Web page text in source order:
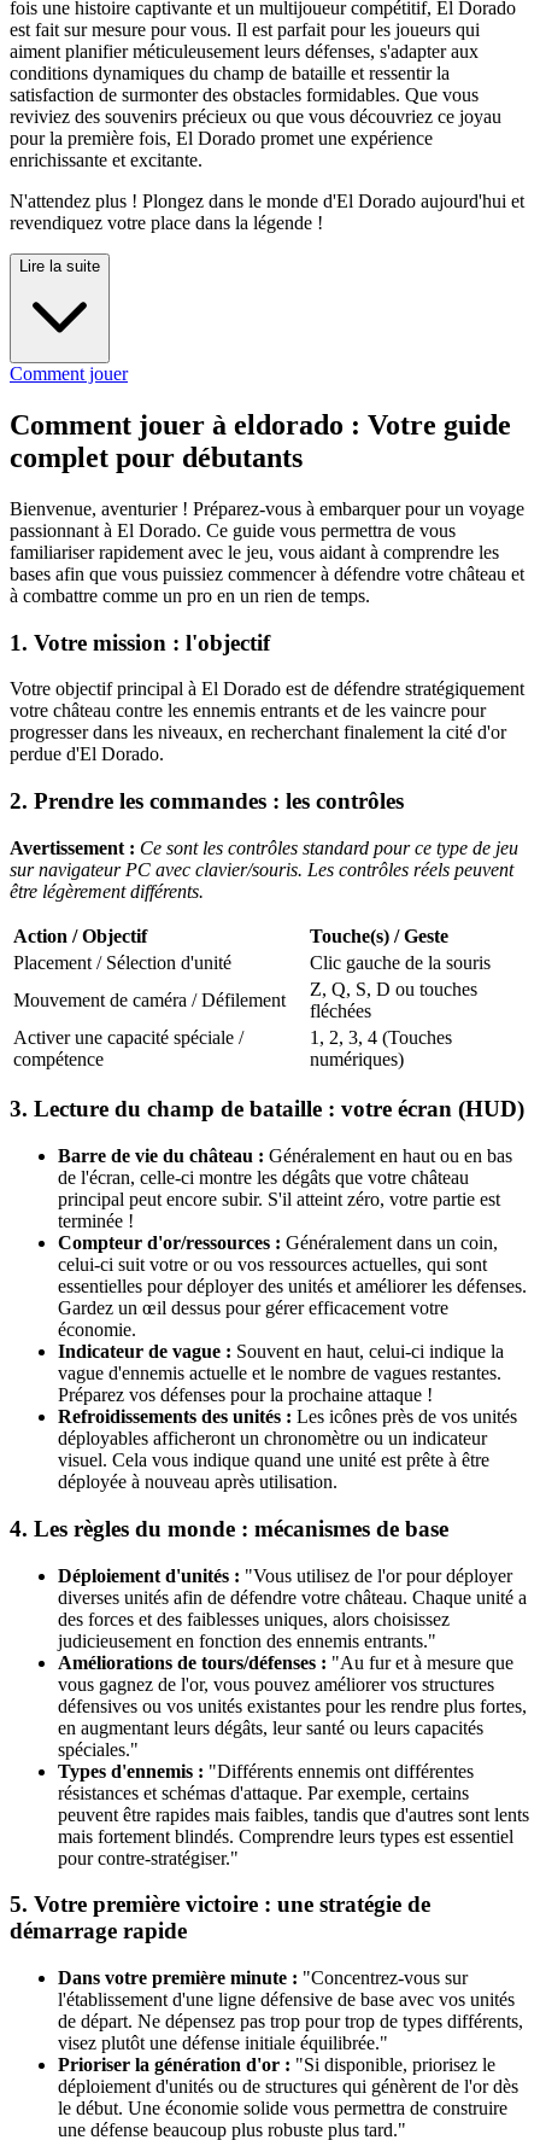
fois une histoire captivante et un multijoueur compétitif, El Dorado
est fait sur mesure pour vous. Il est parfait pour les joueurs qui
aiment planifier méticuleusement leurs défenses, s'adapter aux
conditions dynamiques du champ de bataille et ressentir la
satisfaction de surmonter des obstacles formidables. Que vous
reviviez des souvenirs précieux ou que vous découvriez ce joyau
pour la première fois, El Dorado promet une expérience
enrichissante et excitante.
N'attendez plus ! Plongez dans le monde d'El Dorado aujourd'hui et
revendiquez votre place dans la légende !
Lire la suite
Comment jouer
Comment jouer à eldorado : Votre guide
complet pour débutants
Bienvenue, aventurier ! Préparez-vous à embarquer pour un voyage
passionnant à El Dorado. Ce guide vous permettra de vous
familiariser rapidement avec le jeu, vous aidant à comprendre les
bases afin que vous puissiez commencer à défendre votre château et
à combattre comme un pro en un rien de temps.
1. Votre mission : l'objectif
Votre objectif principal à El Dorado est de défendre stratégiquement
votre château contre les ennemis entrants et de les vaincre pour
progresser dans les niveaux, en recherchant finalement la cité d'or
perdue d'El Dorado.
2. Prendre les commandes : les contrôles
Avertissement : Ce sont les contrôles standard pour ce type de jeu
sur navigateur PC avec clavier/souris. Les contrôles réels peuvent
être légèrement différents.
Action / Objectif
Touche(s) / Geste
Placement / Sélection d'unité
Clic gauche de la souris
Mouvement de caméra / Défilement
Z, Q, S, D ou touches
fléchées
Activer une capacité spéciale /
compétence
1, 2, 3, 4 (Touches
numériques)
3. Lecture du champ de bataille : votre écran (HUD)
Barre de vie du château : Généralement en haut ou en bas
de l'écran, celle-ci montre les dégâts que votre château
principal peut encore subir. S'il atteint zéro, votre partie est
terminée !
Compteur d'or/ressources : Généralement dans un coin,
celui-ci suit votre or ou vos ressources actuelles, qui sont
essentielles pour déployer des unités et améliorer les défenses.
Gardez un œil dessus pour gérer efficacement votre
économie.
Indicateur de vague : Souvent en haut, celui-ci indique la
vague d'ennemis actuelle et le nombre de vagues restantes.
Préparez vos défenses pour la prochaine attaque !
Refroidissements des unités : Les icônes près de vos unités
déployables afficheront un chronomètre ou un indicateur
visuel. Cela vous indique quand une unité est prête à être
déployée à nouveau après utilisation.
4. Les règles du monde : mécanismes de base
Déploiement d'unités : "Vous utilisez de l'or pour déployer
diverses unités afin de défendre votre château. Chaque unité a
des forces et des faiblesses uniques, alors choisissez
judicieusement en fonction des ennemis entrants."
Améliorations de tours/défenses : "Au fur et à mesure que
vous gagnez de l'or, vous pouvez améliorer vos structures
défensives ou vos unités existantes pour les rendre plus fortes,
en augmentant leurs dégâts, leur santé ou leurs capacités
spéciales."
Types d'ennemis : "Différents ennemis ont différentes
résistances et schémas d'attaque. Par exemple, certains
peuvent être rapides mais faibles, tandis que d'autres sont lents
mais fortement blindés. Comprendre leurs types est essentiel
pour contre-stratégiser."
5. Votre première victoire : une stratégie de
démarrage rapide
Dans votre première minute : "Concentrez-vous sur
l'établissement d'une ligne défensive de base avec vos unités
de départ. Ne dépensez pas trop pour trop de types différents,
visez plutôt une défense initiale équilibrée."
Prioriser la génération d'or : "Si disponible, priorisez le
déploiement d'unités ou de structures qui génèrent de l'or dès
le début. Une économie solide vous permettra de construire
une défense beaucoup plus robuste plus tard."